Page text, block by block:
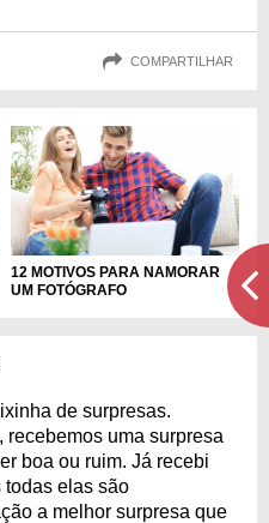
COMPARTILHAR
12 MOTIVOS PARA NAMORAR
UM FOTÓGRAFO
de surpresas.
uma surpresa
boa ou ruim. Já recebi
todas elas são
a melhor surpresa que